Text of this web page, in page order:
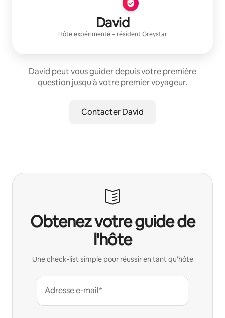
David
Hôte expérimenté– résidentGreystar
David peut vous guider depuis votre première
question jusqu'à votre premier voyageur.
Contacter David
Obtenez votre guide de
l'hôte
Une check-list simple pour réussir en tant qu'hôte
Adresse e-mail*